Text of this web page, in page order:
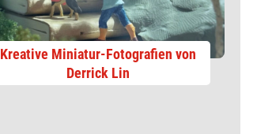
Kreative Miniatur-Fotografien von
Derrick Lin